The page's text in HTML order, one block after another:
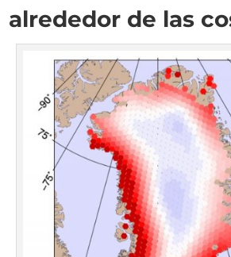
alrededor de las